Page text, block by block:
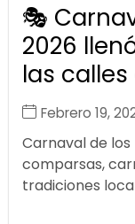
🎭
2026
las calles
Febrero 19,
Carnaval de los
comparsas,
tradiciones